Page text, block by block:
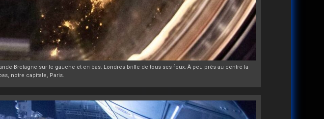
Bretagne sur le gauche et en bas. Londres brille de tous ses feux. À peu près au centre la
notre capitale, Paris.